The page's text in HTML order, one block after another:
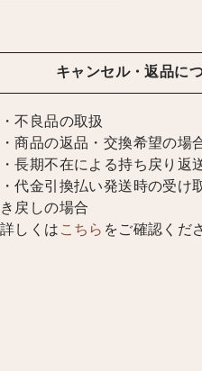
キャンセル・返品に
・不良品の取扱
・商品の返品・交換希望の場
・長期不在による持ち戻り返
・代金引換払い発送時の受け
き戻しの場合
詳しくは こちら をご確認くだ